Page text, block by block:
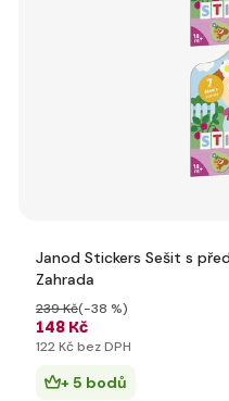
Janod Stickers Sešit s
Zahrada
148 Kč
239 Kč(-38 %)
122 Kč bez DPH
+ 5 bodů